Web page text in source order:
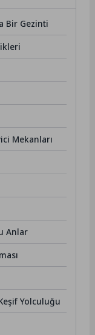
Bir Gezinti
Mekanları
Anlar
Yolculuğu